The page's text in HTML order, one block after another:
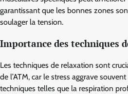
garantissant que les bonnes zones
soulager la tension.
Importance des techniques
Les techniques de relaxation sont
de l’ATM, car le stress aggrave
techniques telles que la respiration